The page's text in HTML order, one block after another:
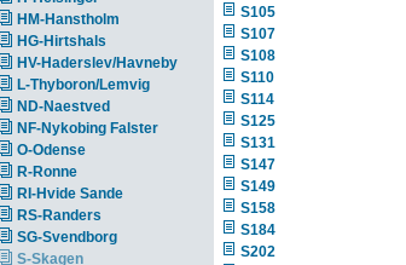
HM-Hanstholm
HG-Hirtshals
HV-Haderslev/Havneby
L-Thyboron/Lemvig
ND-Naestved
NF-Nykobing Falster
O-Odense
R-Ronne
RI-Hvide Sande
RS-Randers
SG-Svendborg
S-Skagen
S105
S107
S108
S110
S114
S125
S131
S147
S149
S158
S184
S202